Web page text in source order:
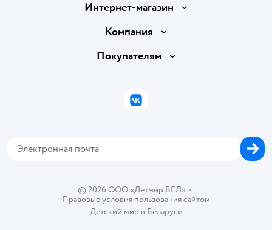
Интернет-магазин
Доставка и оплата
Правила продажи
Политика использования файлов cookie
Компания
Вакансии
Покупателям
Бонусные карты
© 2026 ООО «Детмир БЕЛ»•
Правовые условия пользования сайтом
Детский мир в Беларуси
ВКонтакте